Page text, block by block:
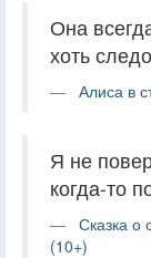
Она
хоть
Алиса в
Я не
когда-то
Сказка о
(10+)